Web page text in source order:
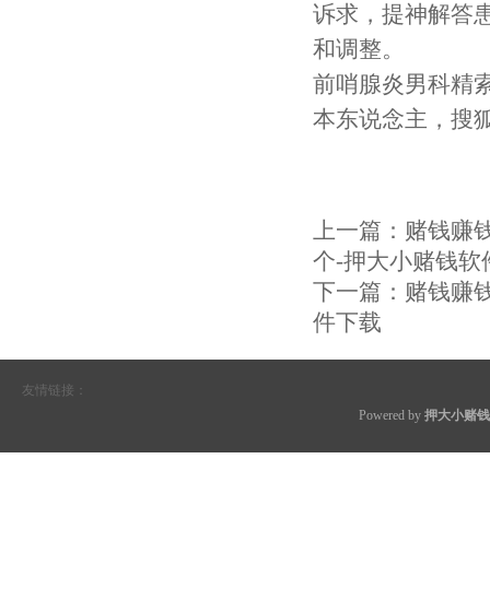
诉求，提神解答
和调整。
前哨腺炎男科精
本东说念主，搜
上一篇： 赌钱赚
个-押大小赌钱软
下一篇： 赌钱赚
件下载
友情链接：
Powered by 押大小赌